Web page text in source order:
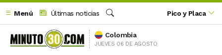
Menú
Últimas noticias
Buscar
Pico y Placa
Colombia
JUEVES 06 DE AGOSTO